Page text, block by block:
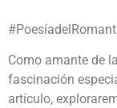
Como amante de
fascinación
artículo,